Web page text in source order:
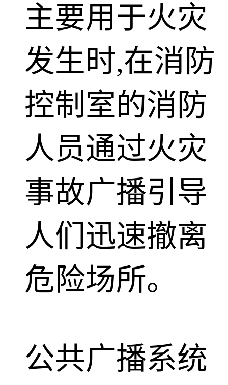
主要用于火灾
发生时,在消防
控制室的消防
人员通过火灾
事故广播引导
人们迅速撤离
危险场所。
公共广播系统